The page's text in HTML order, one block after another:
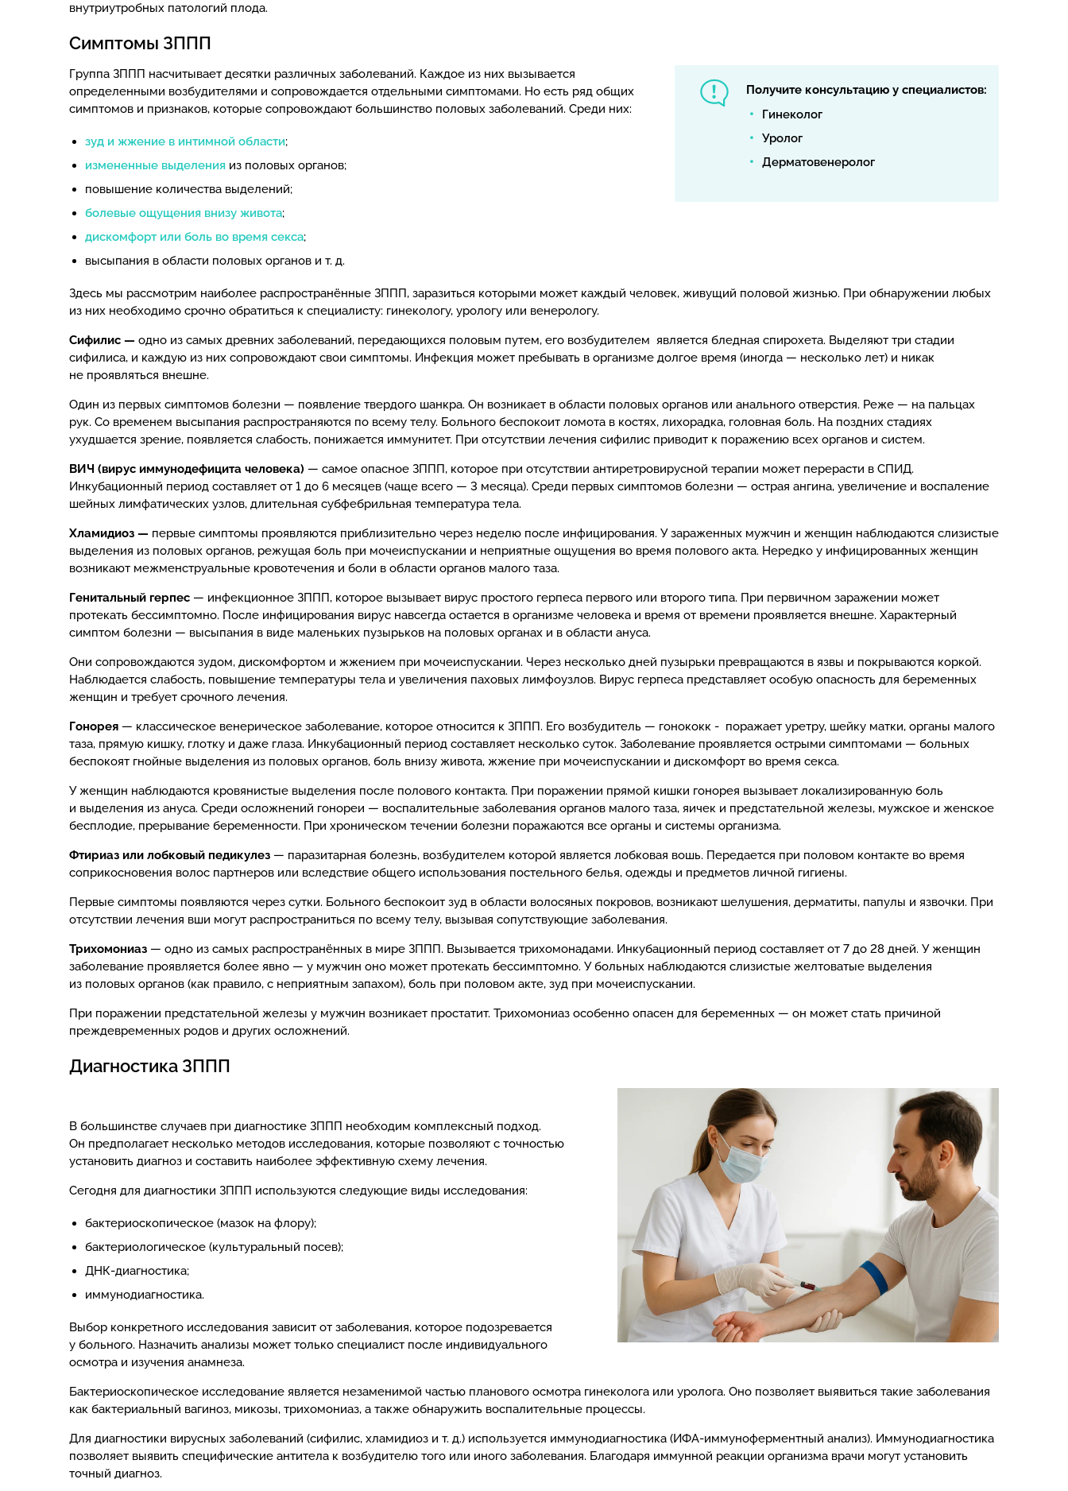
внутриутробных патологий плода.
Симптомы ЗППП
Получите консультацию у специалистов:
Гинеколог
Уролог
Дерматовенеролог
Группа ЗППП насчитывает десятки различных заболеваний. Каждое из них вызывается
определенными возбудителями и сопровождается отдельными симптомами. Но есть ряд общих
симптомов и признаков, которые сопровождают большинство половых заболеваний. Среди них:
зуд и жжение в интимной области;
измененные выделения из половых органов;
повышение количества выделений;
болевые ощущения внизу живота;
дискомфорт или боль во время секса;
высыпания в области половых органов и т. д.
Здесь мы рассмотрим наиболее распространённые ЗППП, заразиться которыми может каждый человек, живущий половой жизнью. При обнаружении любых
из них необходимо срочно обратиться к специалисту: гинекологу, урологу или венерологу.
Сифилис — одно из самых древних заболеваний, передающихся половым путем, его возбудителем является бледная спирохета. Выделяют три стадии
сифилиса, и каждую из них сопровождают свои симптомы. Инфекция может пребывать в организме долгое время (иногда — несколько лет) и никак
не проявляться внешне.
Один из первых симптомов болезни — появление твердого шанкра. Он возникает в области половых органов или анального отверстия. Реже — на пальцах
рук. Со временем высыпания распространяются по всему телу. Больного беспокоит ломота в костях, лихорадка, головная боль. На поздних стадиях
ухудшается зрение, появляется слабость, понижается иммунитет. При отсутствии лечения сифилис приводит к поражению всех органов и систем.
ВИЧ (вирус иммунодефицита человека) — самое опасное ЗППП, которое при отсутствии антиретровирусной терапии может перерасти в СПИД.
Инкубационный период составляет от 1 до 6 месяцев (чаще всего — 3 месяца). Среди первых симптомов болезни — острая ангина, увеличение и воспаление
шейных лимфатических узлов, длительная субфебрильная температура тела.
Хламидиоз — первые симптомы проявляются приблизительно через неделю после инфицирования. У зараженных мужчин и женщин наблюдаются слизистые
выделения из половых органов, режущая боль при мочеиспускании и неприятные ощущения во время полового акта. Нередко у инфицированных женщин
возникают межменструальные кровотечения и боли в области органов малого таза.
Генитальный герпес — инфекционное ЗППП, которое вызывает вирус простого герпеса первого или второго типа. При первичном заражении может
протекать бессимптомно. После инфицирования вирус навсегда остается в организме человека и время от времени проявляется внешне. Характерный
симптом болезни — высыпания в виде маленьких пузырьков на половых органах и в области ануса.
Они сопровождаются зудом, дискомфортом и жжением при мочеиспускании. Через несколько дней пузырьки превращаются в язвы и покрываются коркой.
Наблюдается слабость, повышение температуры тела и увеличения паховых лимфоузлов. Вирус герпеса представляет особую опасность для беременных
женщин и требует срочного лечения.
Гонорея — классическое венерическое заболевание, которое относится к ЗППП. Его возбудитель — гонококк - поражает уретру, шейку матки, органы малого
таза, прямую кишку, глотку и даже глаза. Инкубационный период составляет несколько суток. Заболевание проявляется острыми симптомами — больных
беспокоят гнойные выделения из половых органов, боль внизу живота, жжение при мочеиспускании и дискомфорт во время секса.
У женщин наблюдаются кровянистые выделения после полового контакта. При поражении прямой кишки гонорея вызывает локализированную боль
и выделения из ануса. Среди осложнений гонореи — воспалительные заболевания органов малого таза, яичек и предстательной железы, мужское и женское
бесплодие, прерывание беременности. При хроническом течении болезни поражаются все органы и системы организма.
Фтириаз или лобковый педикулез — паразитарная болезнь, возбудителем которой является лобковая вошь. Передается при половом контакте во время
соприкосновения волос партнеров или вследствие общего использования постельного белья, одежды и предметов личной гигиены.
Первые симптомы появляются через сутки. Больного беспокоит зуд в области волосяных покровов, возникают шелушения, дерматиты, папулы и язвочки. При
отсутствии лечения вши могут распространиться по всему телу, вызывая сопутствующие заболевания.
Трихомониаз — одно из самых распространённых в мире ЗППП. Вызывается трихомонадами. Инкубационный период составляет от 7 до 28 дней. У женщин
заболевание проявляется более явно — у мужчин оно может протекать бессимптомно. У больных наблюдаются слизистые желтоватые выделения
из половых органов (как правило, с неприятным запахом), боль при половом акте, зуд при мочеиспускании.
При поражении предстательной железы у мужчин возникает простатит. Трихомониаз особенно опасен для беременных — он может стать причиной
преждевременных родов и других осложнений.
Диагностика ЗППП
В большинстве случаев при диагностике ЗППП необходим комплексный подход.
Он предполагает несколько методов исследования, которые позволяют с точностью
установить диагноз и составить наиболее эффективную схему лечения.
Сегодня для диагностики ЗППП используются следующие виды исследования:
бактериоскопическое (мазок на флору);
бактериологическое (культуральный посев);
ДНК-диагностика;
иммунодиагностика.
Выбор конкретного исследования зависит от заболевания, которое подозревается
у больного. Назначить анализы может только специалист после индивидуального
осмотра и изучения анамнеза.
Бактериоскопическое исследование является незаменимой частью планового осмотра гинеколога или уролога. Оно позволяет выявиться такие заболевания
как бактериальный вагиноз, микозы, трихомониаз, а также обнаружить воспалительные процессы.
Для диагностики вирусных заболеваний (сифилис, хламидиоз и т. д.) используется иммунодиагностика (ИФА-иммуноферментный анализ). Иммунодиагностика
позволяет выявить специфические антитела к возбудителю того или иного заболевания. Благодаря иммунной реакции организма врачи могут установить
точный диагноз.